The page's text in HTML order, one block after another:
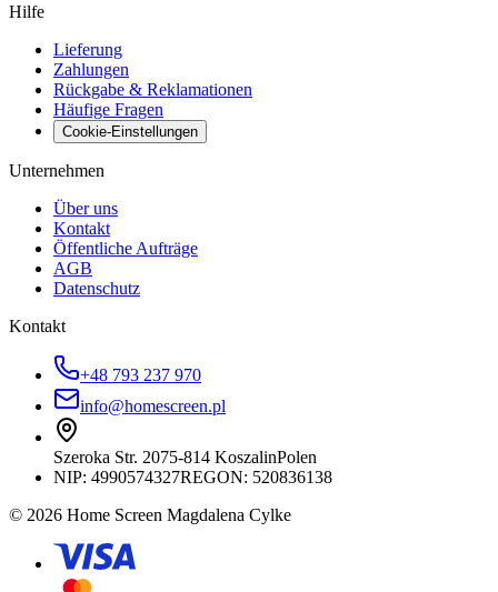
Hilfe
Lieferung
Zahlungen
Rückgabe & Reklamationen
Häufige Fragen
Cookie-Einstellungen
Unternehmen
Über uns
Kontakt
Öffentliche Aufträge
AGB
Datenschutz
Kontakt
+48 793 237 970
info@homescreen.pl
Szeroka Str. 2075-814 KoszalinPolen
NIP: 4990574327REGON: 520836138
© 2026 Home Screen Magdalena Cylke